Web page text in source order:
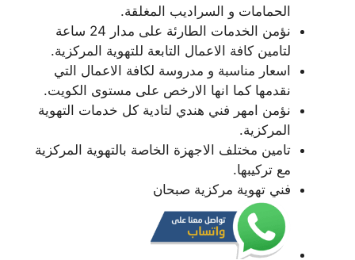
الحمامات و السراديب المغلقة.
نؤمن الخدمات الطارئة على مدار 24 ساعة
لتامين كافة الاعمال التابعة للتهوية المركزية.
اسعار مناسبة و مدروسة لكافة الاعمال التي
نقدمها كما انها الارخص على مستوى الكويت.
نؤمن امهر فني هندي لتادية كل خدمات التهوية
المركزية.
تامين مختلف الاجهزة الخاصة بالتهوية المركزية
مع تركيبها.
فني تهوية مركزية صبحان